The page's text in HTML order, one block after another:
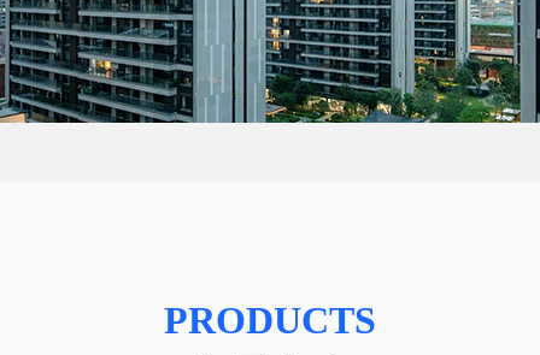
防水防腐保温工程
地基基础工程
城市家居、园林绿化
PRODUCTS